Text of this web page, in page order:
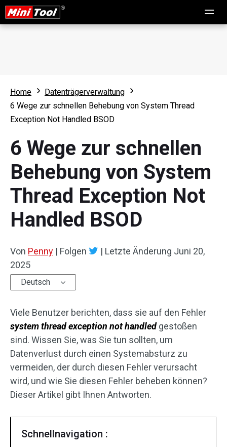
Home
Datenträgerverwaltung
6 Wege zur schnellen Behebung von System Thread
Exception Not Handled BSOD
6 Wege zur schnellen
Behebung von System
Thread Exception Not
Handled BSOD
Von Penny | Folgen | Letzte Änderung Juni 20,
2025
Deutsch
Viele Benutzer berichten, dass sie auf den Fehler
system thread exception not handledgestoßen
sind. Wissen Sie, was Sie tun sollten, um
Datenverlust durch einen Systemabsturz zu
vermeiden, der durch diesen Fehler verursacht
wird, und wie Sie diesen Fehler beheben können?
Dieser Artikel gibt Ihnen Antworten.
Schnellnavigation :